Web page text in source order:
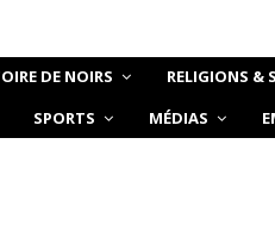
DE NOIRS RELIGIONS &
SPORTS MÉDIAS